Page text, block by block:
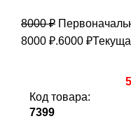
8000₽
8000 ₽.6000 ₽
Код товара:
7399